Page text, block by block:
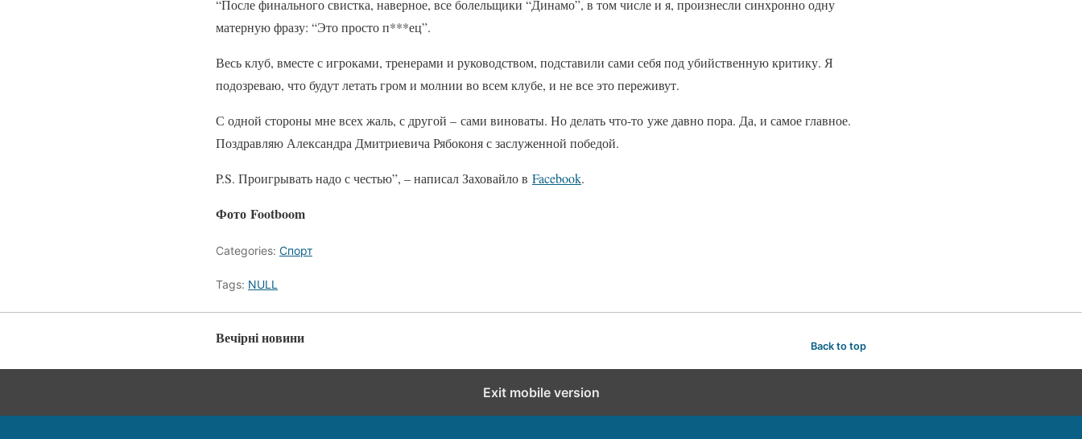
“После финального свистка, наверное, все болельщики “Динамо”, в том числе и я, произнесли синхронно одну
матерную фразу: “Это просто п***ец”.
Весь клуб, вместе с игроками, тренерами и руководством, подставили сами себя под убийственную критику. Я
подозреваю, что будут летать гром и молнии во всем клубе, и не все это переживут.
С одной стороны мне всех жаль, с другой – сами виноваты. Но делать что-то уже давно пора. Да, и самое главное.
Поздравляю Александра Дмитриевича Рябоконя с заслуженной победой.
P.S. Проигрывать надо с честью”, – написал Заховайло в Facebook.
Фото Footboom
Categories: Спорт
Tags: NULL
Вечірні новини Back to top
Exit mobile version